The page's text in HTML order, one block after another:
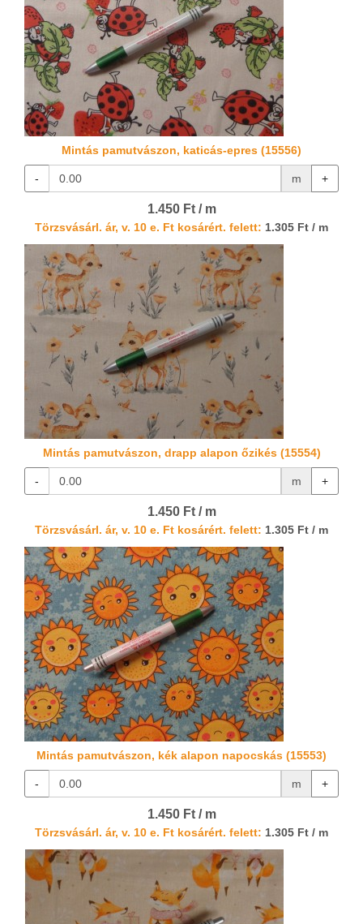
Mintás pamutvászon, katicás-epres (15556)
- m +
1.450 Ft / m
Törzsvásárl. ár, v. 10 e. Ft kosárért. felett: 1.305 Ft / m
Mintás pamutvászon, drapp alapon őzikés (15554)
- m +
1.450 Ft / m
Törzsvásárl. ár, v. 10 e. Ft kosárért. felett: 1.305 Ft / m
Mintás pamutvászon, kék alapon napocskás (15553)
- m +
1.450 Ft / m
Törzsvásárl. ár, v. 10 e. Ft kosárért. felett: 1.305 Ft / m